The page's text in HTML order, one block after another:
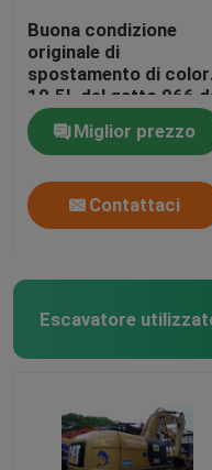
Buona condizione
originale di
spostamento di
10.5L del gatto 966
caricatore anteriore
della ruotaMiglior prezzo
Contattaci
Escavatore